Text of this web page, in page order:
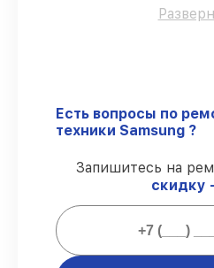
–
соблюдаем сроки
Galaxy Tab S2,
Сервис с
официальное
сопровождение
Мы гарантируем:
Есть вопросы по
техники Samsung ?
Запишитесь на
скидку